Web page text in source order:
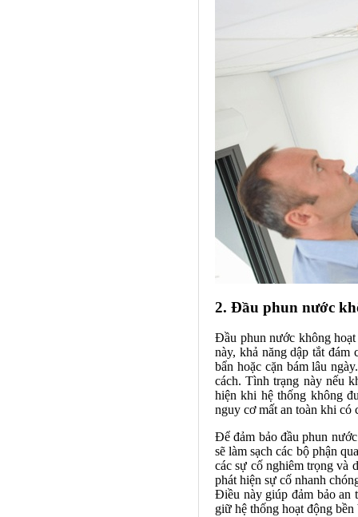
2. Đầu phun nước
Đầu phun nước không
này, khả năng dập tắt
bẩn hoặc cặn bám lâu
cách. Tình trạng này nếu
hiện khi hệ thống không
nguy cơ mất an toàn khi có
Để đảm bảo đầu phun
sẽ làm sạch các bộ phận
các sự cố nghiêm trọng và
phát hiện sự cố nhanh
Điều này giúp đảm bảo an
giữ hệ thống hoạt động